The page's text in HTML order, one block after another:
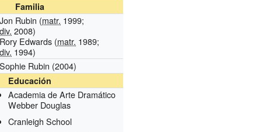
Familia
Jon Rubin (matr. 1999;
div. 2008)
Rory Edwards (matr. 1989;
div. 1994)
Sophie Rubin (2004)
Educación
Academia de Arte Dramático
Webber Douglas
Cranleigh School